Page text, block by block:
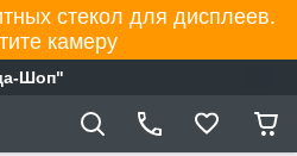
стекол для дисплеев.
камеру
Шоп"